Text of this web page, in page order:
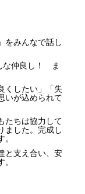
をみんなで話し
な仲良し！ ま
くしたい」「失
いが込められて
たちは協力して
ました。完成し
と支え合い、安
。